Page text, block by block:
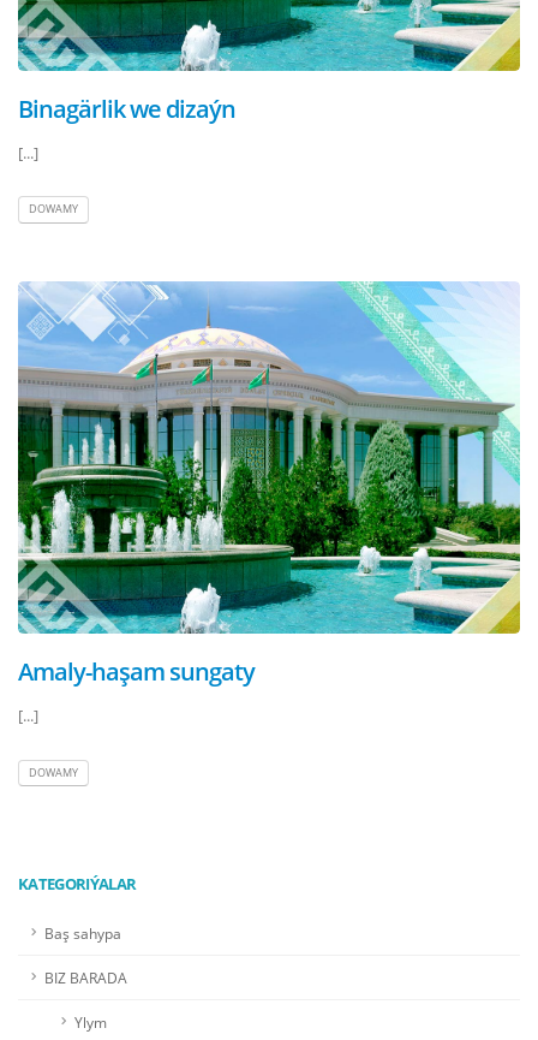
Binagärlik we dizaýn
[...]
DOWAMY
Amaly-haşam sungaty
[...]
DOWAMY
KATEGORIÝALAR
Baş sahypa
BIZ BARADA
Ylym